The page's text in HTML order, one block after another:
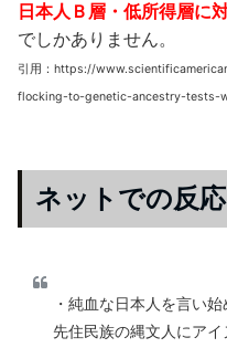
日本人Ｂ層・低所得層に
でしかありません。
引用：https://
flocking-to-genetic-ancestry-tests-
ネットでの反応
・純血な日本人を言い
先住民族の縄文人にア